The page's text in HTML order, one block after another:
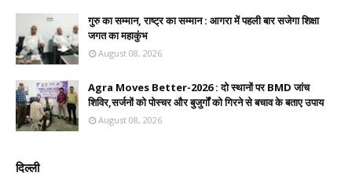
गुरु का सम्मान, राष्ट्र का सम्मान : आगरा में पहली बार सजेगा शिक्षा
जगत का महाकुंभ
August 08, 2026
Agra Moves Better-2026 : दो स्थानों पर BMD जांच
शिविर,सर्जनों को पोस्चर और बुजुर्गों को गिरने से बचाव के बताए उपाय
August 08, 2026
दिल्ली